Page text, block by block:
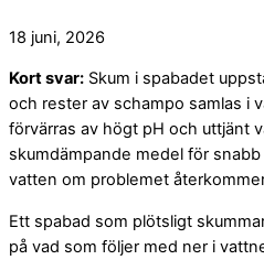
18 juni, 2026
Kort svar: Skum i spabadet
och rester av schampo samlas i
förvärras av högt pH och uttjänt
skumdämpande medel för
vatten om problemet
Ett spabad som plötsligt
på vad som följer med ner i